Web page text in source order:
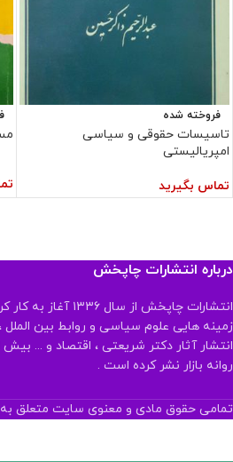
فروخته شده
تاسیسات حقوقی و سیاسی
امپریالیستی
تماس بگیرید
درباره انتشارات چاپخش
انتشارات چاپخش از سال
زمینه هایی علوم سیاسی و روابط بین الملل
روانه بازار نشر کرده است .
تمامی حقوق مادی و معنوی سایت متعلق